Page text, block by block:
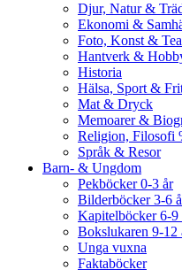
Djur, Natur &
Ekonomi &
Foto, Konst &
Hantverk &
Historia
Hälsa, Sport &
Mat & Dryck
Memoarer &
Religion, Filosofi
Språk & Resor
Barn- & Ungdom
Pekböcker 0-3 år
Bilderböcker 3-6
Kapitelböcker 6-9
Bokslukaren 9-12
Unga vuxna
Faktaböcker